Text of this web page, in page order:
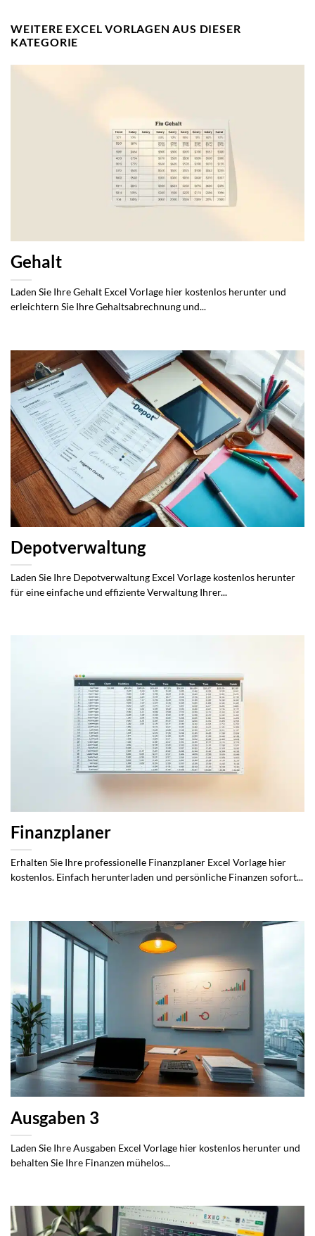
WEITERE EXCEL VORLAGEN AUS DIESER
KATEGORIE
Gehalt
Laden Sie Ihre Gehalt Excel Vorlage hier kostenlos herunter und
erleichtern Sie Ihre Gehaltsabrechnung und...
Depotverwaltung
Laden Sie Ihre Depotverwaltung Excel Vorlage kostenlos herunter
für eine einfache und effiziente Verwaltung Ihrer...
Finanzplaner
Erhalten Sie Ihre professionelle Finanzplaner Excel Vorlage hier
kostenlos. Einfach herunterladen und persönliche Finanzen sofort...
Ausgaben 3
Laden Sie Ihre Ausgaben Excel Vorlage hier kostenlos herunter und
behalten Sie Ihre Finanzen mühelos...